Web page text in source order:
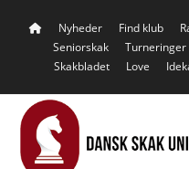
Nyheder Find klub
Seniorskak
Turneringer
Skakbladet
Love